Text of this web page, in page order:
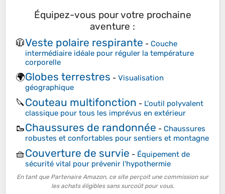
Équipez-vous pour votre prochaine
aventure :
🧥Veste polaire respirante - Couche
intermédiaire idéale pour réguler la température
corporelle
🌍Globes terrestres - Visualisation
géographique
🔪Couteau multifonction - L'outil polyvalent
classique pour tous les imprévus en extérieur
🥾Chaussures de randonnée - Chaussures
robustes et confortables pour sentiers et montagne
🧺Couverture de survie - Équipement de
sécurité vital pour prévenir l'hypothermie
En tant que Partenaire Amazon, ce site perçoit une commission sur
les achats éligibles sans surcoût pour vous.